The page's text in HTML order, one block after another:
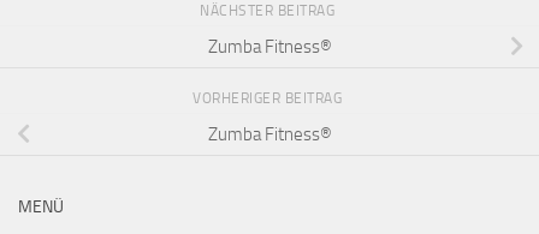
NÄCHSTER BEITRAG
Zumba Fitness®
VORHERIGER BEITRAG
Zumba Fitness®
MENÜ